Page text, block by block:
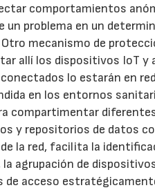
comportamientos
un problema en un
Otro mecanismo de
allí los dispositivos IoT y
lo estarán en
en los entornos
compartimentar
y repositorios de datos
la red, facilita la
la agrupación de
acceso